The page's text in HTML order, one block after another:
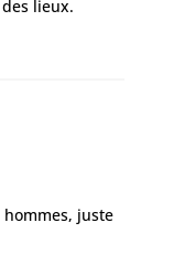
lieux.
juste